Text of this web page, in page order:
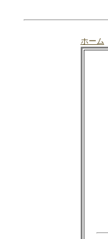
ホーム